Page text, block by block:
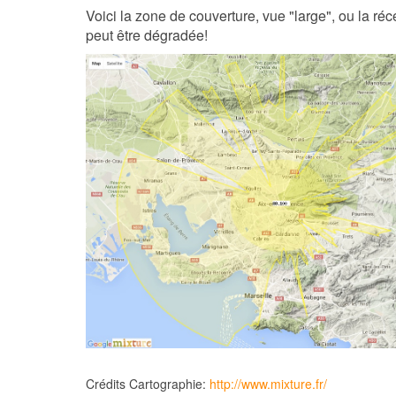
Voici la zone de couverture, vue "large", ou la
peut être dégradée!
Crédits Cartographie: http://www.mixture.fr/